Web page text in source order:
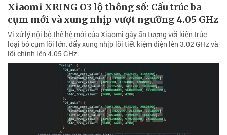
Xiaomi XRING O3 lộ thông số: Cấu trúc ba
cụm mới và xung nhịp vượt ngưỡng 4.05 GHz
Vi xử lý nội bộ thế hệ mới của Xiaomi gây ấn tượng với kiến trúc
loại bỏ cụm lõi lớn, đẩy xung nhịp lõi tiết kiệm điện lên 3.02 GHz và
lõi chính lên 4.05 GHz.